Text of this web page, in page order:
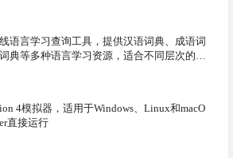
语言学习查询工具，提供汉语词典、成语词
典等多种语言学习资源，适合不同层次的学
4模拟器，适用于Windows、Linux和macO
直接运行